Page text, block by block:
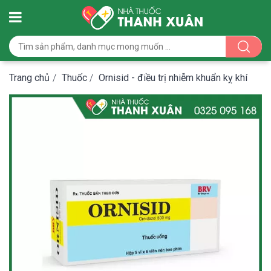
Trang chủ / Thuốc / Ornisid - điều trị nhiễm khuẩn kỵ khí